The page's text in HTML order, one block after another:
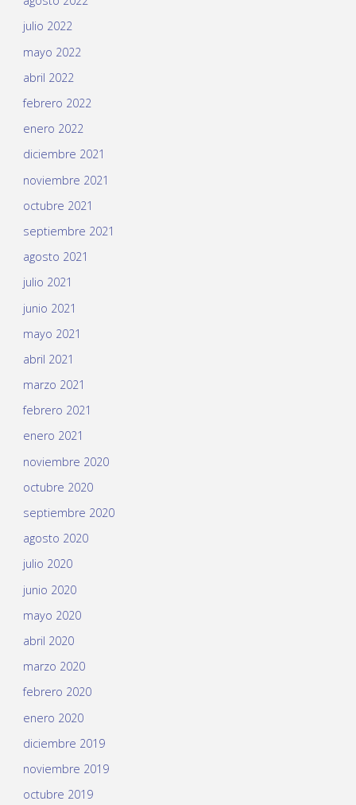
julio 2022
mayo 2022
abril 2022
febrero 2022
enero 2022
diciembre 2021
noviembre 2021
octubre 2021
septiembre 2021
agosto 2021
julio 2021
junio 2021
mayo 2021
abril 2021
marzo 2021
febrero 2021
enero 2021
noviembre 2020
octubre 2020
septiembre 2020
agosto 2020
julio 2020
junio 2020
mayo 2020
abril 2020
marzo 2020
febrero 2020
enero 2020
diciembre 2019
noviembre 2019
octubre 2019